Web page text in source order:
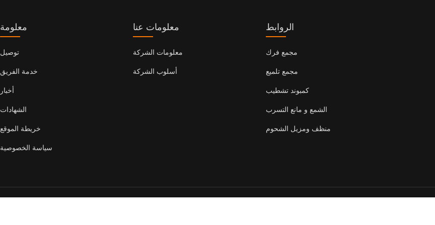
معلومة
توصيل
خدمة الفريق
أخبار
الشهادات
خريطة الموقع
سياسة الخصوصية
معلومات عنا
معلومات الشركة
أسلوب الشركة
الروابط
مجمع فرك
مجمع تلميع
كمبوند تشطيب
الشمع و مانع التسرب
منظف ​​ومزيل الشحوم